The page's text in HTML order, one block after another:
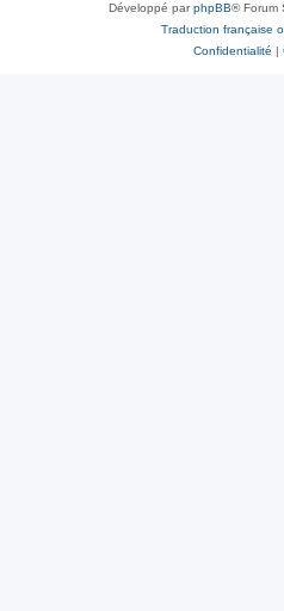
Développé parphpBB® Forum
Traduction française
Confidentialité |